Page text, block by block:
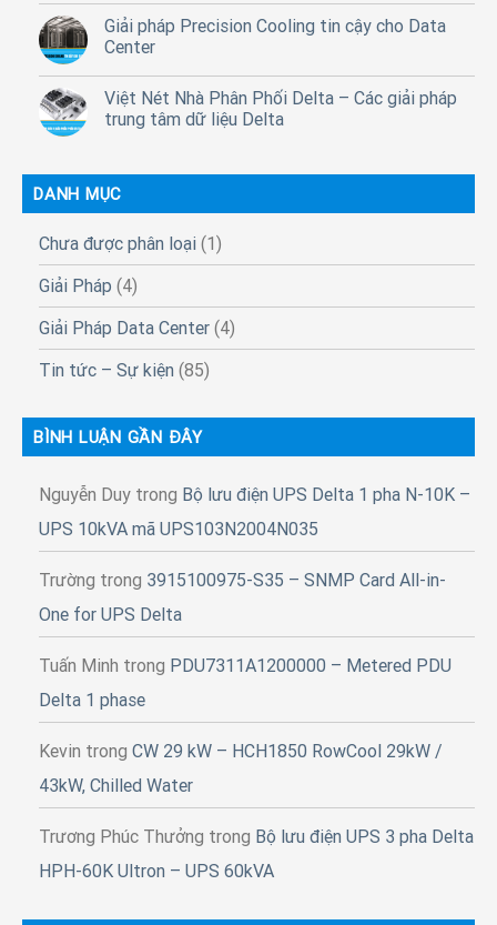
Giải pháp Precision Cooling tin cậy cho Data
Center
Việt Nét Nhà Phân Phối Delta – Các giải pháp
trung tâm dữ liệu Delta
DANH MỤC
Chưa được phân loại (1)
Giải Pháp (4)
Giải Pháp Data Center (4)
Tin tức – Sự kiện (85)
BÌNH LUẬN GẦN ĐÂY
Nguyễn Duy trong Bộ lưu điện UPS Delta 1 pha N-10K –
UPS 10kVA mã UPS103N2004N035
Trường trong 3915100975-S35 – SNMP Card All-in-
One for UPS Delta
Tuấn Minh trong PDU7311A1200000 – Metered PDU
Delta 1 phase
Kevin trong CW 29 kW – HCH1850 RowCool 29kW /
43kW, Chilled Water
Trương Phúc Thưởng trong Bộ lưu điện UPS 3 pha Delta
HPH-60K Ultron – UPS 60kVA